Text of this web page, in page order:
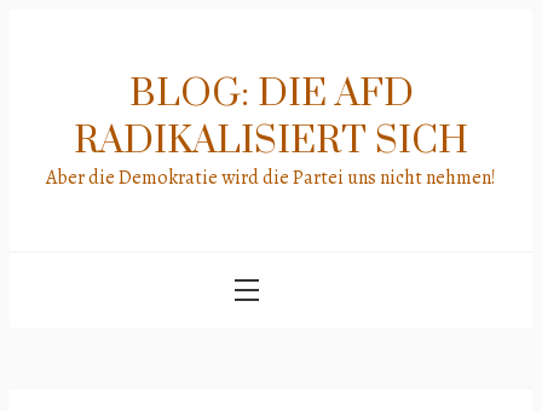
BLOG: DIE AFD
RADIKALISIERT SICH
Aber die Demokratie wird die Partei uns nicht nehmen!